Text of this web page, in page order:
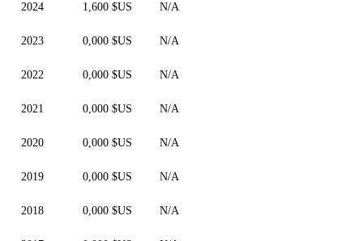
2024 1,600 $US N/A
2023 0,000 $US N/A
2022 0,000 $US N/A
2021 0,000 $US N/A
2020 0,000 $US N/A
2019 0,000 $US N/A
2018 0,000 $US N/A